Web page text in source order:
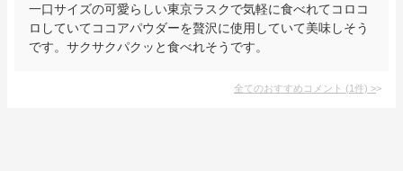
一口サイズの可愛らしい東京ラスクで気軽に食べれてコロコ
ロしていてココアパウダーを贅沢に使用していて美味しそう
です。サクサクパクッと食べれそうです。
全てのおすすめコメント (1件) >